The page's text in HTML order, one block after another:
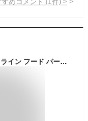
WTW WTW インディゴ ライン フーディー/サイドライン フード パーカー ダブルティー トップス パーカー・フーディー グレー ブルー【送料無料】